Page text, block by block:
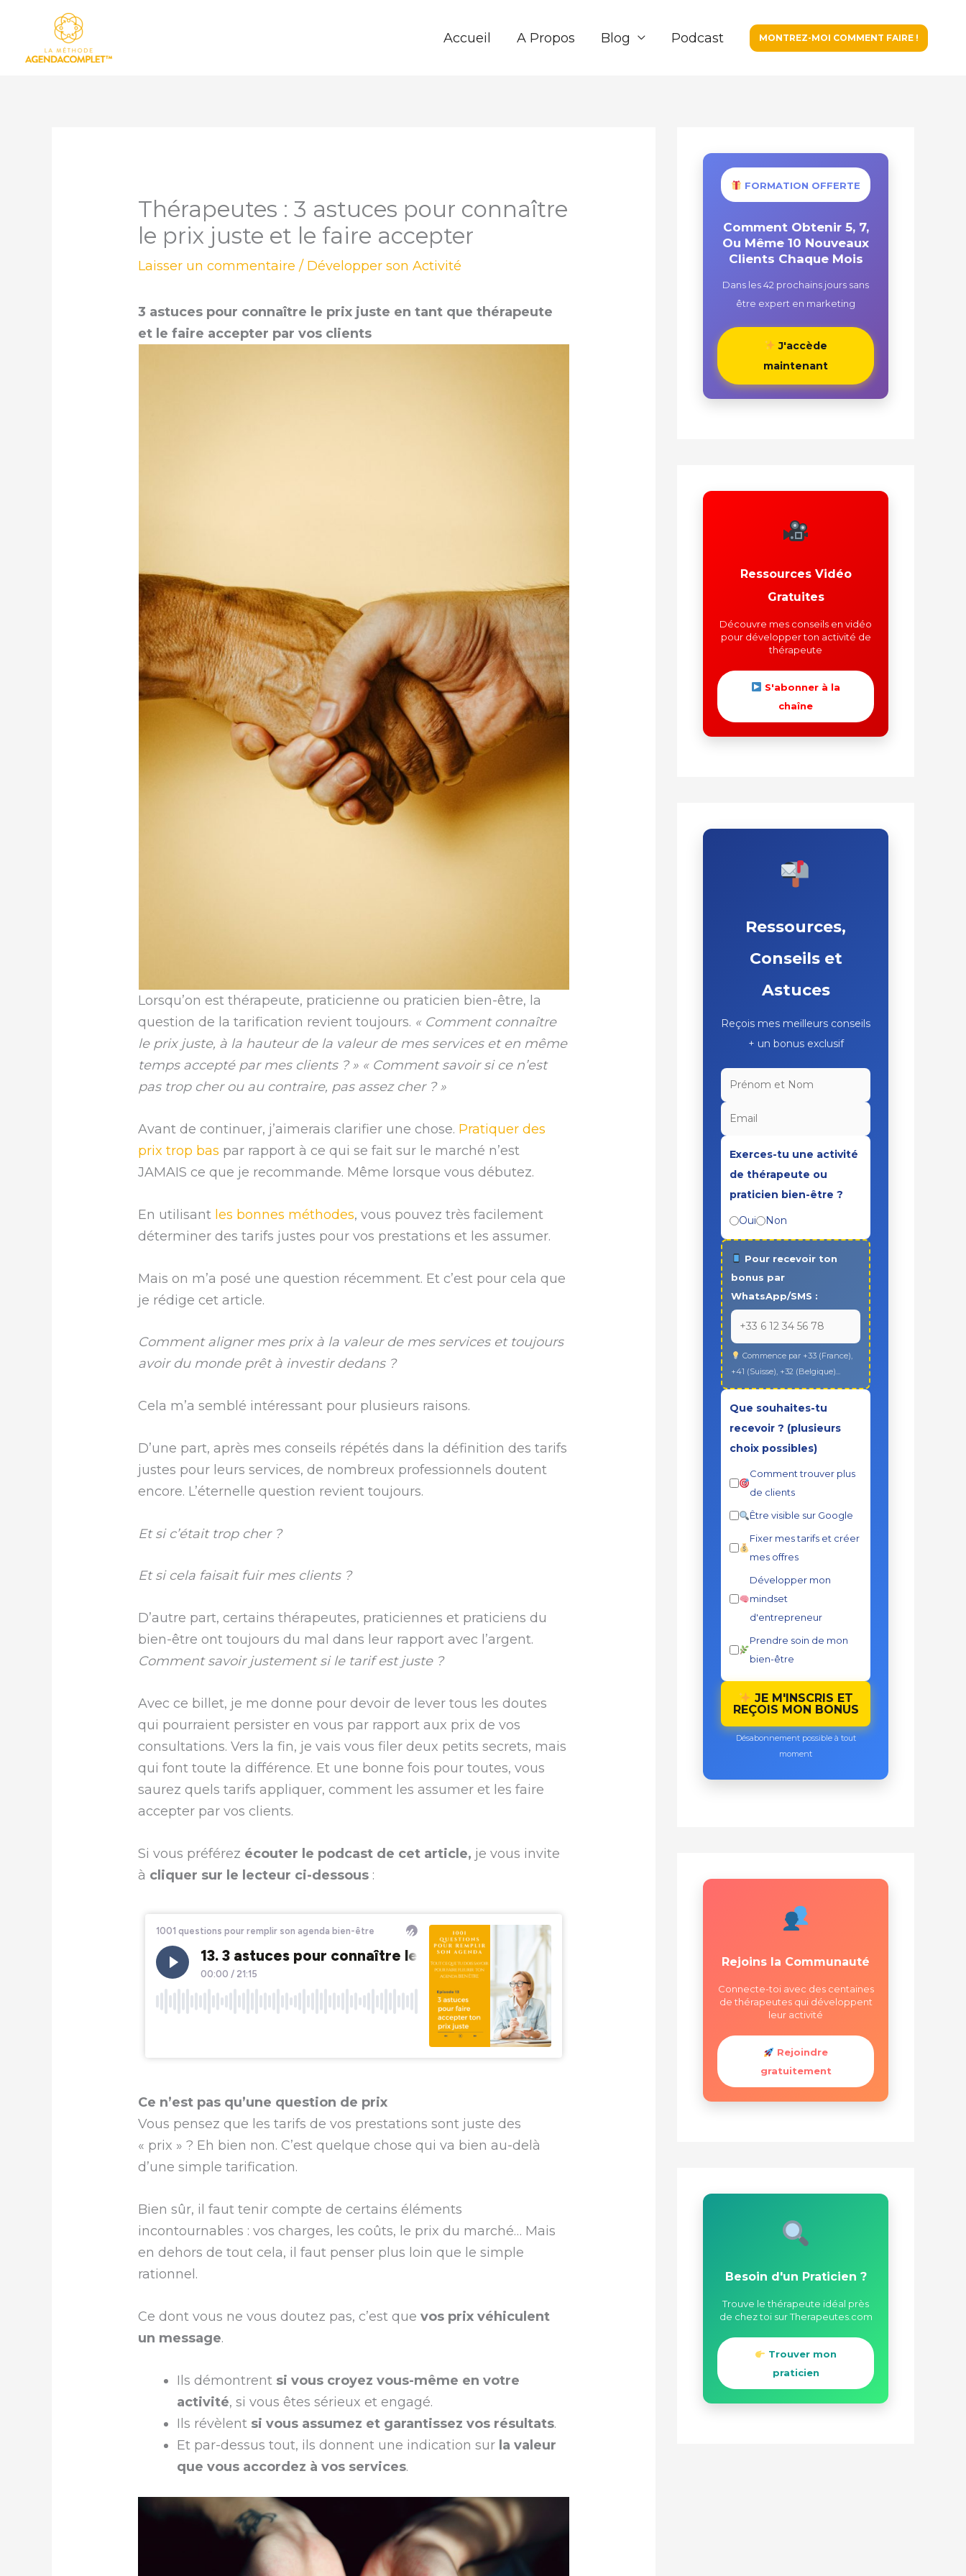
contenu
Accueil A Propos Blog Podcast MONTREZ-MOI COMMENT FAIRE !
Thérapeutes : 3 astuces pour connaître
le prix juste et le faire accepter
Laisser un commentaire / Développer son Activité
3 astuces pour connaître le prix juste en tant que thérapeute
et le faire accepter par vos clients
Lorsqu’on est thérapeute, praticienne ou praticien bien-être, la
question de la tarification revient toujours. « Comment connaître
le prix juste, à la hauteur de la valeur de mes services et en même
temps accepté par mes clients ? » « Comment savoir si ce n’est
pas trop cher ou au contraire, pas assez cher ? »
Avant de continuer, j’aimerais clarifier une chose. Pratiquer des
prix trop bas par rapport à ce qui se fait sur le marché n’est
JAMAIS ce que je recommande. Même lorsque vous débutez.
En utilisant les bonnes méthodes, vous pouvez très facilement
déterminer des tarifs justes pour vos prestations et les assumer.
Mais on m’a posé une question récemment. Et c’est pour cela que
je rédige cet article.
Comment aligner mes prix à la valeur de mes services et toujours
avoir du monde prêt à investir dedans ?
Cela m’a semblé intéressant pour plusieurs raisons.
D’une part, après mes conseils répétés dans la définition des tarifs
justes pour leurs services, de nombreux professionnels doutent
encore. L’éternelle question revient toujours.
Et si c’était trop cher ?
Et si cela faisait fuir mes clients ?
D’autre part, certains thérapeutes, praticiennes et praticiens du
bien-être ont toujours du mal dans leur rapport avec l’argent.
Comment savoir justement si le tarif est juste ?
Avec ce billet, je me donne pour devoir de lever tous les doutes
qui pourraient persister en vous par rapport aux prix de vos
consultations. Vers la fin, je vais vous filer deux petits secrets, mais
qui font toute la différence. Et une bonne fois pour toutes, vous
saurez quels tarifs appliquer, comment les assumer et les faire
accepter par vos clients.
Si vous préférez écouter le podcast de cet article, je vous invite
à cliquer sur le lecteur ci-dessous :
Ce n’est pas qu’une question de prix
Vous pensez que les tarifs de vos prestations sont juste des
« prix » ? Eh bien non. C’est quelque chose qui va bien au-delà
d’une simple tarification.
Bien sûr, il faut tenir compte de certains éléments
incontournables : vos charges, les coûts, le prix du marché… Mais
en dehors de tout cela, il faut penser plus loin que le simple
rationnel.
Ce dont vous ne vous doutez pas, c’est quevos prix véhiculent
un message.
Ils démontrent si vous croyez vous-même en votre
activité, si vous êtes sérieux et engagé.
Ils révèlent si vous assumez et garantissez vos résultats.
Et par-dessus tout, ils donnent une indication sur la valeur
que vous accordez à vos services.
FORMATION OFFERTE
Comment Obtenir 5, 7,
Ou Même 10 Nouveaux
Clients Chaque Mois
Dans les 42 prochains jours sans
être expert en marketing
J'accède
maintenant
Ressources Vidéo
Gratuites
Découvre mes conseils en vidéo
pour développer ton activité de
thérapeute
S'abonner à la
chaîne
Ressources,
Conseils et
Astuces
Reçois mes meilleurs conseils
+ un bonus exclusif
Exerces-tu une activité
de thérapeute ou
praticien bien-être ?
Oui
Non
Pour recevoir ton
bonus par
WhatsApp/SMS :
Commence par +33 (France),
+41 (Suisse), +32 (Belgique)...
Que souhaites-tu
recevoir ? (plusieurs
choix possibles)
Comment trouver plus
de clients
Être visible sur Google
Fixer mes tarifs et créer
mes offres
Développer mon
mindset
d'entrepreneur
Prendre soin de mon
bien-être
JE M'INSCRIS ET
REÇOIS MON BONUS
Désabonnement possible à tout
moment
Rejoins la Communauté
Connecte-toi avec des centaines
de thérapeutes qui développent
leur activité
Rejoindre
gratuitement
Besoin d'un Praticien ?
Trouve le thérapeute idéal près
de chez toi sur Therapeutes.com
Trouver mon
praticien